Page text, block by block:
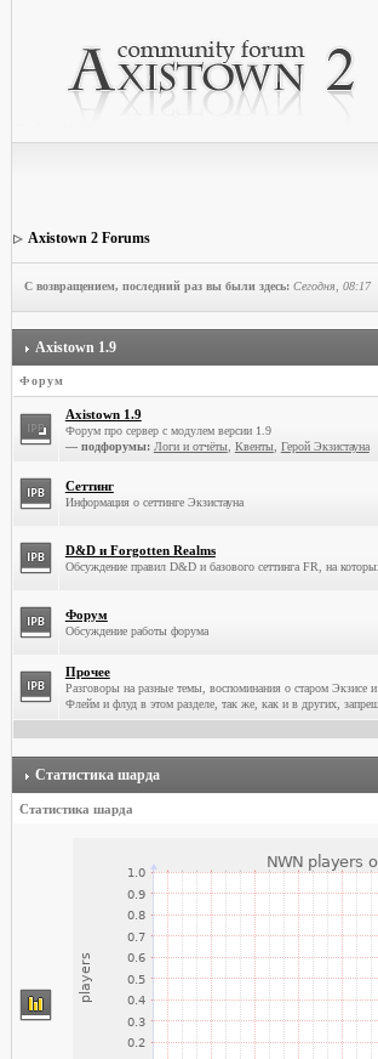
Axistown 2 Forums
С возвращением, последний раз вы были здесь: Сегодня, 08:17
Axistown 1.9
Форум
Axistown 1.9
Форум про сервер с модулем версии 1.9
— подфорумы: Логи и отчёты, Квенты, Герой Экзистауна
Сеттинг
Информация о сеттинге Экзистауна
D&D и Forgotten Realms
Обсуждение правил D&D и базового сеттинга FR, на
Форум
Обсуждение работы форума
Прочее
Разговоры на разные темы, воспоминания о старом Экзисе и
Флейм и флуд в этом разделе, так же, как и в других,
Статистика шарда
Статистика шарда